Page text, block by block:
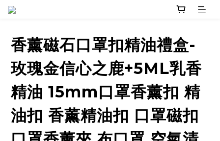
香薰磁石口罩扣精油禮盒-
玫瑰金信心之鹿+5ML乳香
精油 15mm口罩香薰扣 精
油扣 香薰精油扣 口罩磁扣